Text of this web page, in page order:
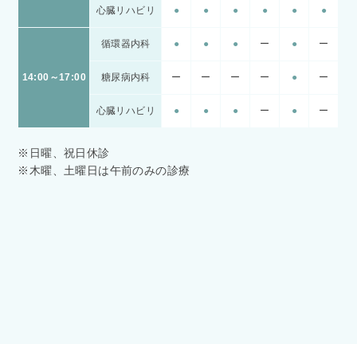
心臓リハビリ ● ● ● ● ● ●
14:00～17:00
循環器内科 ● ● ● ー ● ー
糖尿病内科 ー ー ー ー ● ー
心臓リハビリ ● ● ● ー ● ー
※日曜、祝日休診
※木曜、土曜日は午前のみの診療